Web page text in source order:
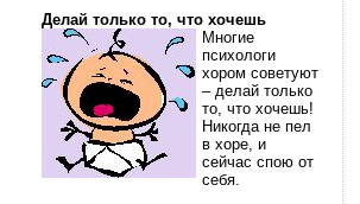
Делай только то, что хочешь
Многие
психологи
хором советуют
– делай только
то, что хочешь!
Никогда не пел
в хоре, и
сейчас спою от
себя.